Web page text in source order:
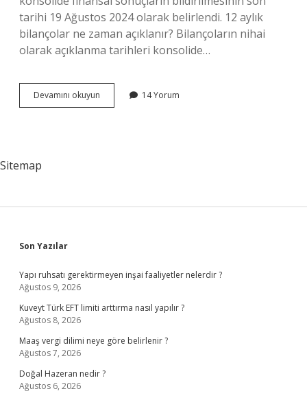
tarihi 19 Ağustos 2024 olarak belirlendi. 12 aylık
bilançolar ne zaman açıklanır? Bilançoların nihai
olarak açıklanma tarihleri ​​konsolide…
Devamını okuyun
Ilk
14 Yorum
Sitemap
Sidebar
Son Yazılar
Yapı ruhsatı gerektirmeyen inşai faaliyetler nelerdir ?
Ağustos 9, 2026
Kuveyt Türk EFT limiti arttırma nasıl yapılır ?
Ağustos 8, 2026
Maaş vergi dilimi neye göre belirlenir ?
Ağustos 7, 2026
Doğal Hazeran nedir ?
Ağustos 6, 2026